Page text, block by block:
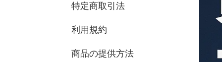
特定商取引法
利用規約
商品の提供方法